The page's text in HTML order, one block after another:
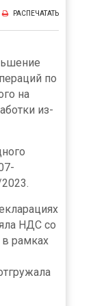
РАСПЕЧАТАТЬ
по
на
из-
НДС со
в рамках